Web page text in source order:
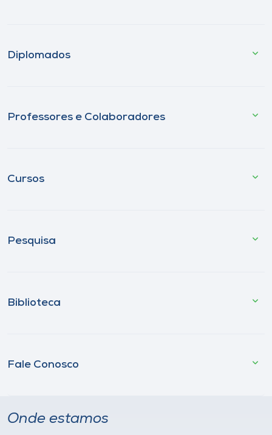
Diplomados
Professores e Colaboradores
Cursos
Pesquisa
Biblioteca
Fale Conosco
Onde estamos